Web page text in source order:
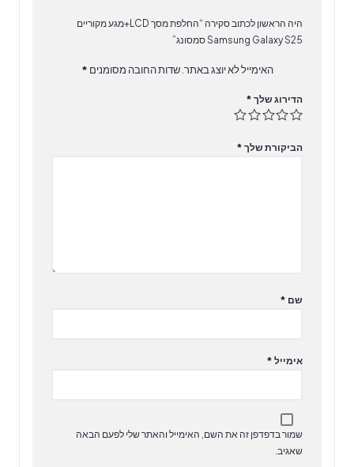
היה הראשון לכתוב סקירה “החלפת מסך LCD+מגע מקוריים
Samsung Galaxy S25 סמסונג”
האימייל לא יוצג באתר. שדות החובה מסומנים *
הדירוג שלך *
הביקורת שלך *
שם *
אימייל *
שמור בדפדפן זה את השם, האימייל והאתר שלי לפעם הבאה
שאגיב.